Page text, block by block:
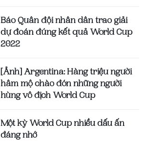
Báo Quân đội nhân dân trao giải
dự đoán đúng kết quả World Cup
2022
[Ảnh] Argentina: Hàng triệu người
hâm mộ chào đón những người
hùng vô địch World Cup
Một kỳ World Cup nhiều dấu ấn
đáng nhớ